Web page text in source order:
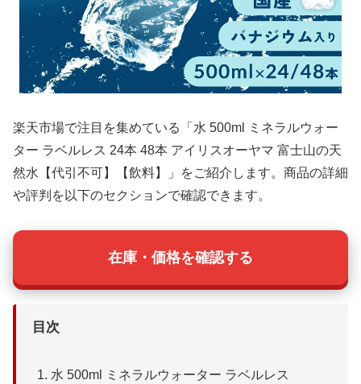
楽天市場で注目を集めている「水 500ml ミネラルウォー
ター ラベルレス 24本 48本 アイリスオーヤマ 富士山の天
然水【代引不可】【飲料】」をご紹介します。商品の詳細
や評判を以下のセクションで確認できます。
在庫・価格を確認する
目次
水 500ml ミネラルウォーター ラベルレス